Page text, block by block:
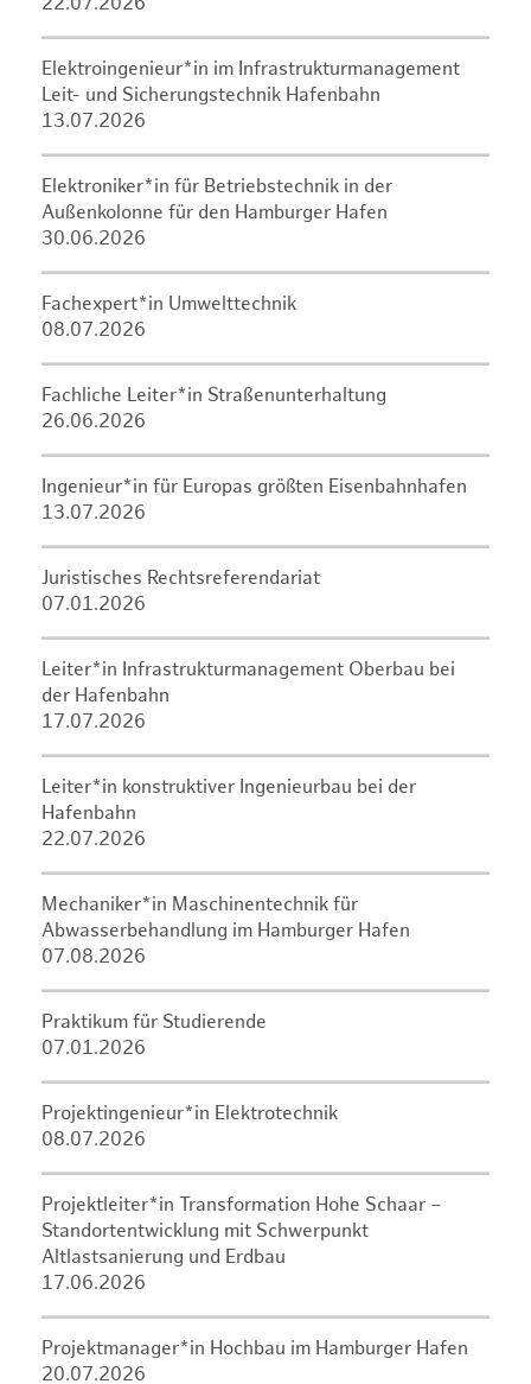
Elektroingenieur*in im Infrastrukturmanagement
Leit- und Sicherungstechnik Hafenbahn
13.07.2026
Elektroniker*in für Betriebstechnik in der
Außenkolonne für den Hamburger Hafen
30.06.2026
Fachexpert*in Umwelttechnik
08.07.2026
Fachliche Leiter*in Straßenunterhaltung
26.06.2026
Ingenieur*in für Europas größten Eisenbahnhafen
13.07.2026
Juristisches Rechtsreferendariat
07.01.2026
Leiter*in Infrastrukturmanagement Oberbau bei
der Hafenbahn
17.07.2026
Leiter*in konstruktiver Ingenieurbau bei der
Hafenbahn
22.07.2026
Mechaniker*in Maschinentechnik für
Abwasserbehandlung im Hamburger Hafen
07.08.2026
Praktikum für Studierende
07.01.2026
Projektingenieur*in Elektrotechnik
08.07.2026
Projektleiter*in Transformation Hohe Schaar –
Standortentwicklung mit Schwerpunkt
Altlastsanierung und Erdbau
17.06.2026
Projektmanager*in Hochbau im Hamburger Hafen
20.07.2026